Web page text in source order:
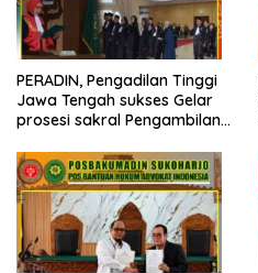
PERADIN, Pengadilan Tinggi
Jawa Tengah sukses Gelar
prosesi sakral Pengambilan